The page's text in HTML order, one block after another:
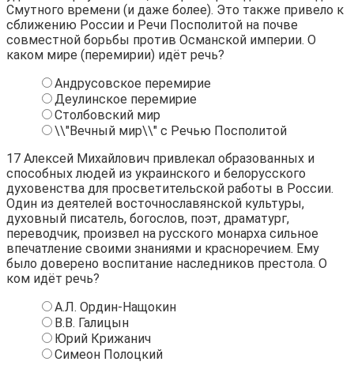
Смутного времени (и даже более). Это также привело к
сближению России и Речи Посполитой на почве
совместной борьбы против Османской империи. О
каком мире (перемирии) идёт речь?
Андрусовское перемирие
Деулинское перемирие
Столбовский мир
\\"Вечный мир\\" с Речью Посполитой
17 Алексей Михайлович привлекал образованных и
способных людей из украинского и белорусского
духовенства для просветительской работы в России.
Один из деятелей восточнославянской культуры,
духовный писатель, богослов, поэт, драматург,
переводчик, произвел на русского монарха сильное
впечатление своими знаниями и красноречием. Ему
было доверено воспитание наследников престола. О
ком идёт речь?
А.Л. Ордин-Нащокин
В.В. Галицын
Юрий Крижанич
Симеон Полоцкий